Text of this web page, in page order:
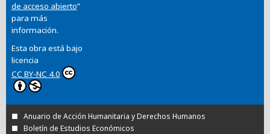
de acceso abierto”
para más
información.
Esta obra está bajo
licencia
CC BY-NC 4.0
Anuario de Acción Humanitaria y Derechos Humanos
Boletín de Estudios Económicos